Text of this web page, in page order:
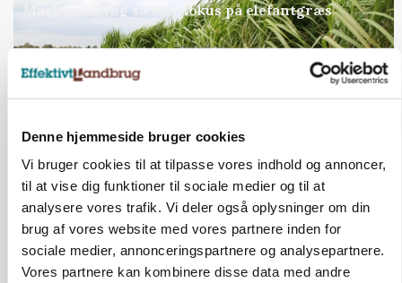
Denne hjemmeside bruger cookies
Vi bruger cookies til at tilpasse vores indhold og annoncer,
til at vise dig funktioner til sociale medier og til at
analysere vores trafik. Vi deler også oplysninger om din
brug af vores website med vores partnere inden for
sociale medier, annonceringspartnere og analysepartnere.
Vores partnere kan kombinere disse data med andre
Markvandring sætter fokus på elefantgræs
Annonce